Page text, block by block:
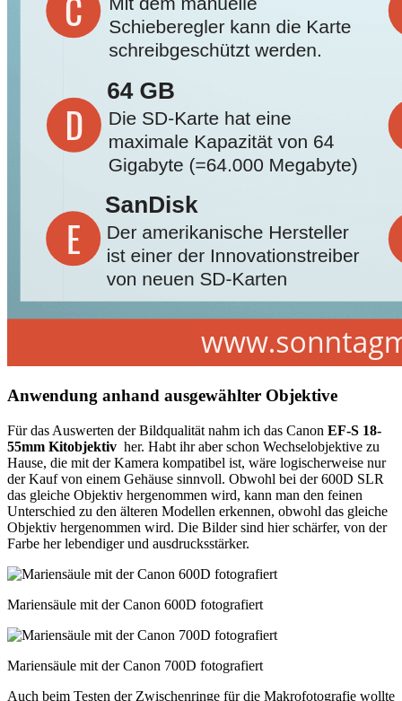
Anwendung anhand ausgewählter Objektive
Für das Auswerten der Bildqualität nahm ich das Canon EF-S 18-
55mm Kitobjektiv her. Habt ihr aber schon Wechselobjektive zu
Hause, die mit der Kamera kompatibel ist, wäre logischerweise nur
der Kauf von einem Gehäuse sinnvoll. Obwohl bei der 600D SLR
das gleiche Objektiv hergenommen wird, kann man den feinen
Unterschied zu den älteren Modellen erkennen, obwohl das gleiche
Objektiv hergenommen wird. Die Bilder sind hier schärfer, von der
Farbe her lebendiger und ausdrucksstärker.
Mariensäule mit der Canon 600D fotografiert
Mariensäule mit der Canon 700D fotografiert
Auch beim Testen der Zwischenringe für die Makrofotografie wollte